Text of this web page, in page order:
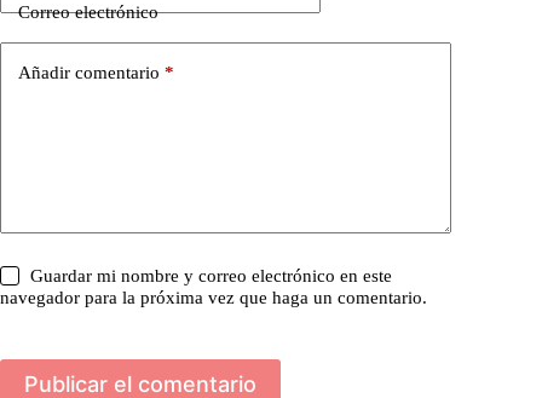
Correo electrónico
Añadir comentario *
Guardar mi nombre y correo electrónico en este
navegador para la próxima vez que haga un comentario.
Publicar el comentario